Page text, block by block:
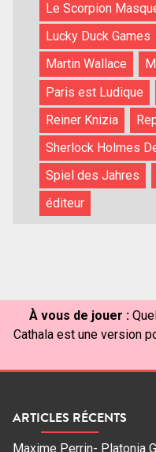
Le Scorpion
Lucky Duck Games
Martin Wallace
Paris est Ludique
Reiner Knizia
Sherlock Holmes
Spiel des Jahres
éditeur
À vous de jouer :
Cathala est une version
ARTICLES RÉCENTS
Maxime Perrin- Platonia